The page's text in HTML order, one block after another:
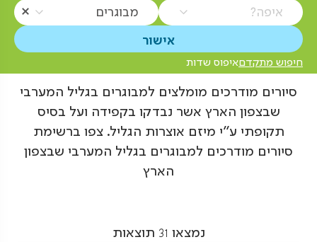
איפה? מבוגרים
חיפוש מתקדםאיפוס שדות
סיורים מודרכים מומלצים למבוגרים בגליל המערבי
שבצפון הארץ אשר נבדקו בקפידה ועל בסיס
תקופתי ע"י מיזם אוצרות הגליל. צפו ברשימת
סיורים מודרכים למבוגרים בגליל המערבי שבצפון
הארץ
נמצאו 31 תוצאות